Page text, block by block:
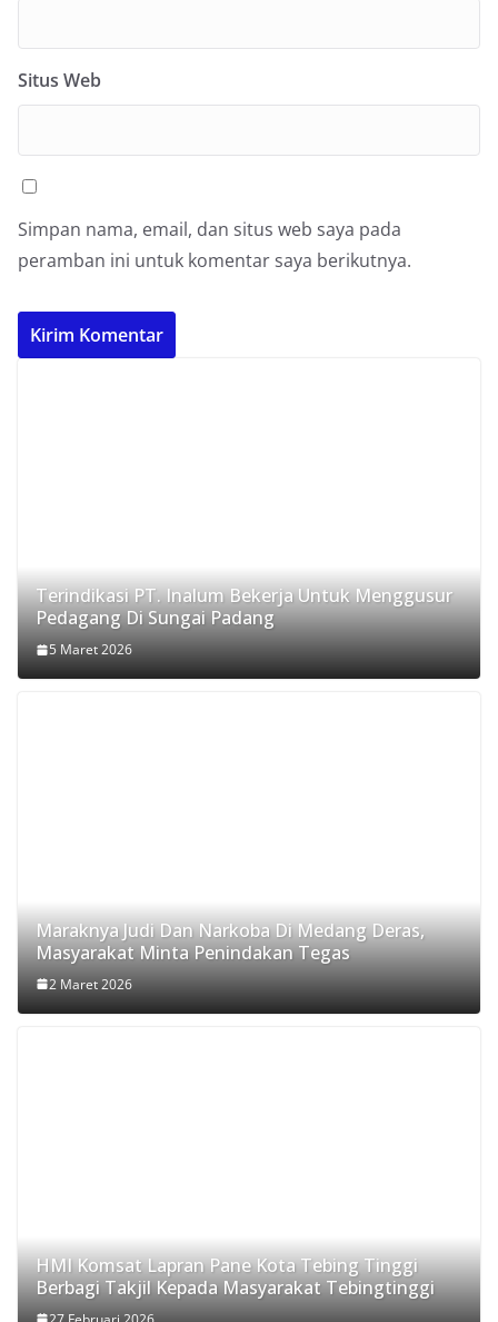
Situs Web
Simpan nama, email, dan situs web saya pada
peramban ini untuk komentar saya berikutnya.
Terindikasi PT. Inalum Bekerja Untuk Menggusur
Pedagang Di Sungai Padang
5 Maret 2026
Maraknya Judi Dan Narkoba Di Medang Deras,
Masyarakat Minta Penindakan Tegas
2 Maret 2026
HMI Komsat Lapran Pane Kota Tebing Tinggi
Berbagi Takjil Kepada Masyarakat Tebingtinggi